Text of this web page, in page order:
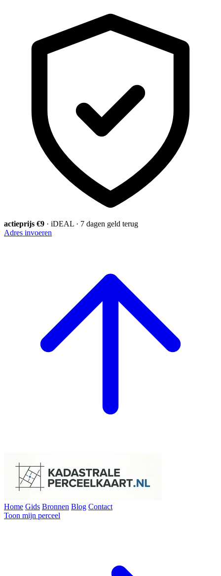
actieprijs €9 · iDEAL · 7 dagen geld terug
Adres invoeren
Home Gids Bronnen Blog Contact
Toon mijn perceel